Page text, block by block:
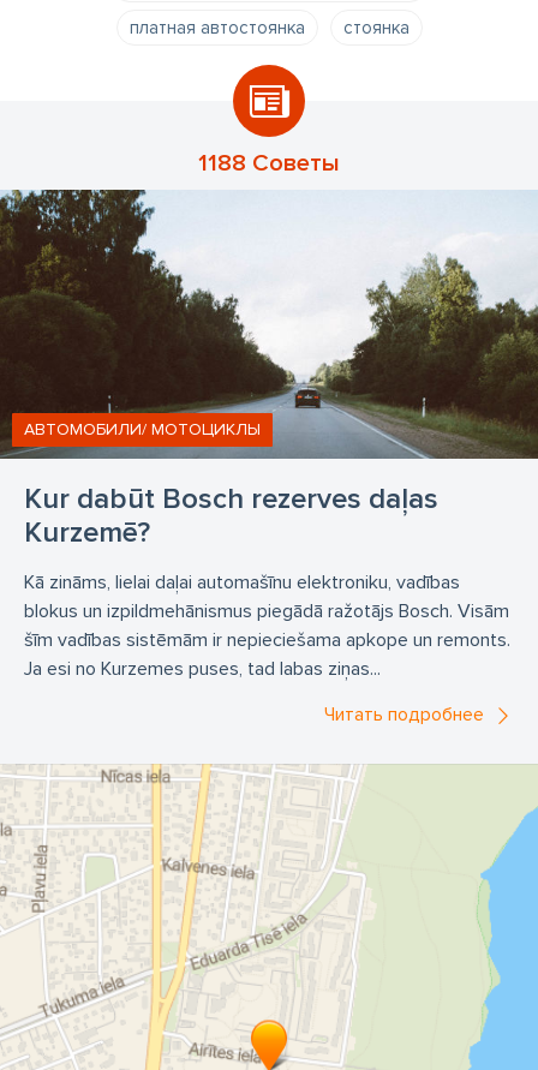
платная автостоянка
стоянка
1188 Советы
Kur dabūt Bosch rezerves daļas
Kurzemē?
АВТОМОБИЛИ/ МОТОЦИКЛЫ
Kā zināms, lielai daļai automašīnu elektroniku, vadības
blokus un izpildmehānismus piegādā ražotājs Bosch. Visām
šīm vadības sistēmām ir nepieciešama apkope un remonts.
Ja esi no Kurzemes puses, tad labas ziņas...
Читать подробнее